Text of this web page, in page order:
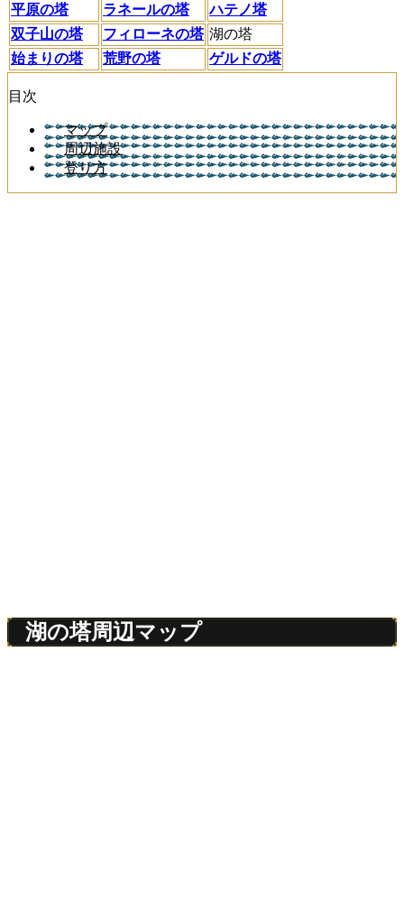
平原の塔
ラネールの塔
ハテノ塔
双子山の塔
フィローネの塔 湖の塔
始まりの塔
荒野の塔 ゲルドの塔
目次
マップ
周辺施設
登り方
湖の塔周辺マップ